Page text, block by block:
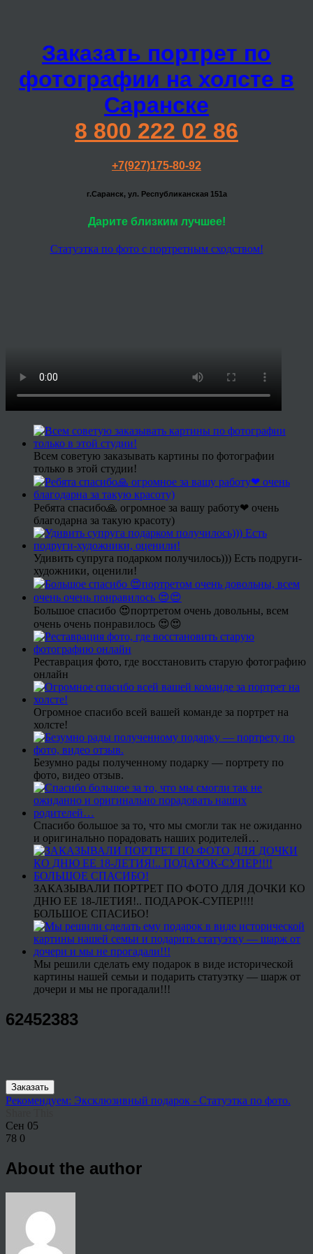
Заказать портрет по
фотографии на холсте в
Саранске
8 800 222 02 86
+7(927)175-80-92
г.Саранск, ул. Республиканская 151а
Дарите близким лучшее!
Статуэтка по фото с портретным сходством!
Всем советую заказывать картины по фотографии
только в этой студии!
Ребята спасибо🙏 огромное за вашу работу❤ очень
благодарна за такую красоту)
Удивить супруга подарком получилось))) Есть подруги-
художники, оценили!
Большое спасибо 😍портретом очень довольны, всем
очень очень понравилось 😍😍
Реставрация фото, где восстановить старую фотографию
онлайн
Огромное спасибо всей вашей команде за портрет на
холсте!
Безумно рады полученному подарку — портрету по
фото, видео отзыв.
Спасибо большое за то, что мы смогли так не ожиданно
и оригинально порадовать наших родителей…
ЗАКАЗЫВАЛИ ПОРТРЕТ ПО ФОТО ДЛЯ ДОЧКИ КО
ДНЮ ЕЕ 18-ЛЕТИЯ!.. ПОДАРОК-СУПЕР!!!!
БОЛЬШОЕ СПАСИБО!
Мы решили сделать ему подарок в виде исторической
картины нашей семьи и подарить статуэтку — шарж от
дочери и мы не прогадали!!!
62452383
Заказать
Рекомендуем: Эксклюзивный подарок - Статуэтка по фото.
Сен 05
78 0
About the author